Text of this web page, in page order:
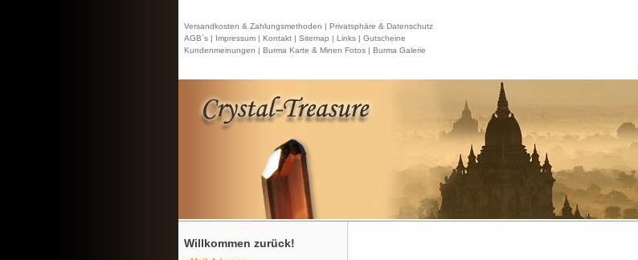
Versandkosten & Zahlungsmethoden | Privatsphäre & Datenschutz
AGB`s | Impressum | Kontakt | Sitemap | Links | Gutscheine
Kundenmeinungen | Burma Karte & Minen Fotos | Burma Galerie
Willkommen zurück!